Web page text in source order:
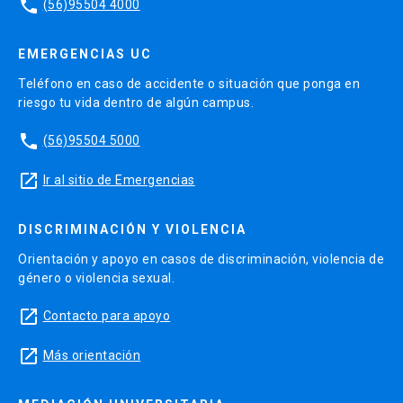
phone (56)95504 4000
EMERGENCIAS UC
Teléfono en caso de accidente o situación que ponga en
riesgo tu vida dentro de algún campus.
phone (56)95504 5000
launch Ir al sitio de Emergencias
DISCRIMINACIÓN Y VIOLENCIA
Orientación y apoyo en casos de discriminación, violencia de
género o violencia sexual.
launch Contacto para apoyo
launch Más orientación